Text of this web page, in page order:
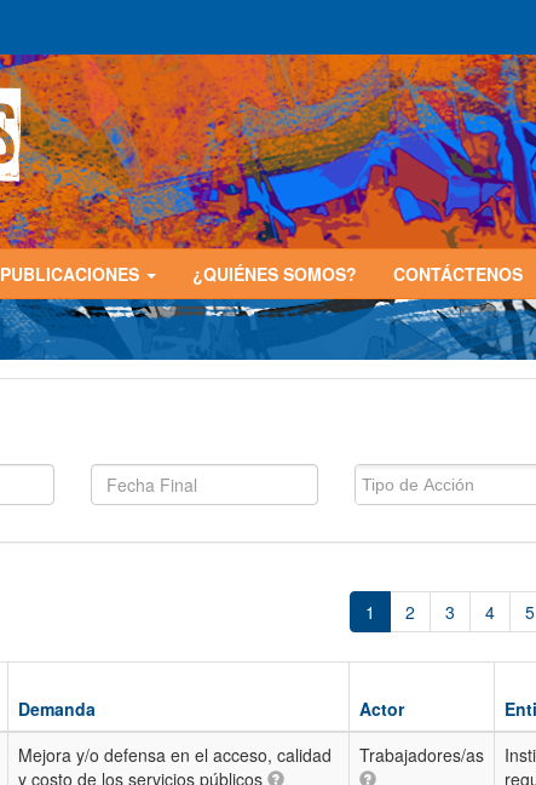
PUBLICACIONES ¿QUIÉNES SOMOS? CONTÁCTENOS
1 2 3 4 5
Demanda Actor
Mejora y/o defensa en el acceso, calidad
y costo de los servicios públicos
Trabajadores/as